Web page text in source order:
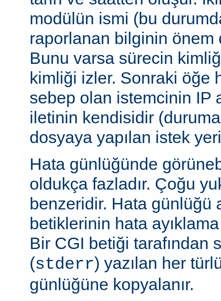
modülün ismi (bu
raporlanan bilginin önem
Bunu varsa sürecin
kimliği izler. Sonraki öğe
sebep olan istemcinin IP
iletinin kendisidir (duruma
dosyaya yapılan istek
Hata günlüğünde
oldukça fazladır. Çoğu
benzeridir. Hata günlüğü
betiklerinin hata ayıklama
Bir CGI betiği tarafından
(stderr) yazılan her
günlüğüne kopyalanır.